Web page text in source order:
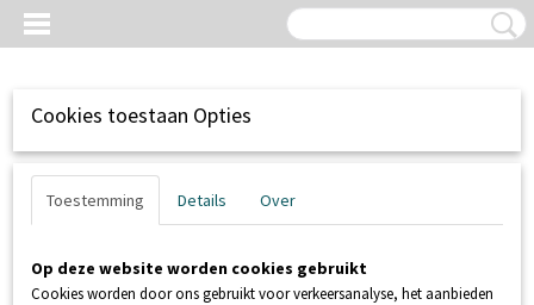
Cookies toestaan Opties
Toestemming Details Over
Op deze website worden cookies gebruikt
Cookies worden door ons gebruikt voor verkeersanalyse, het aanbieden